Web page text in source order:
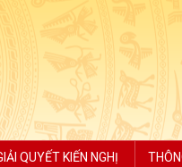
QUYẾT KIẾN NGHỊ